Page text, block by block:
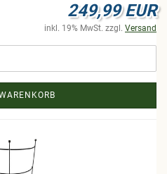
249,99 EUR
inkl. 19% MwSt. zzgl. Versand